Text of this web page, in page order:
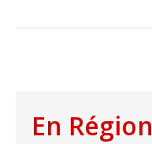
En Région